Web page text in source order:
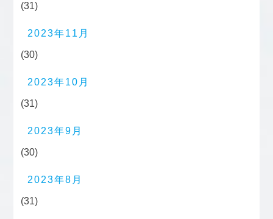
(31)
2023年11月
(30)
2023年10月
(31)
2023年9月
(30)
2023年8月
(31)